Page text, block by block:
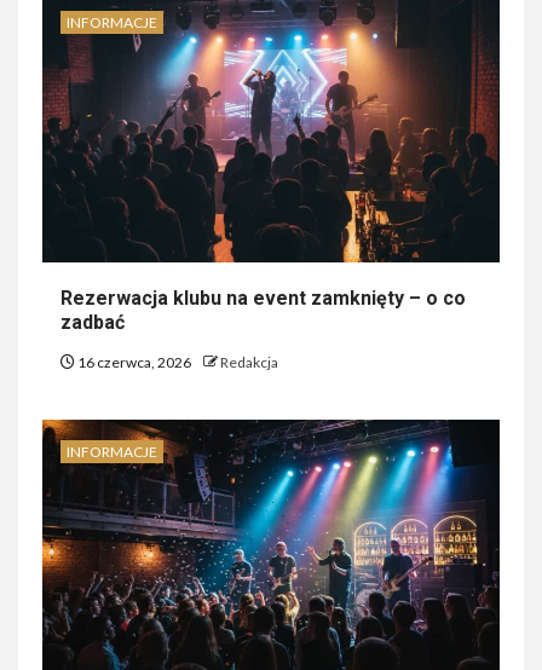
INFORMACJE
Rezerwacja klubu na event zamknięty – o co
zadbać
16 czerwca, 2026 Redakcja
INFORMACJE